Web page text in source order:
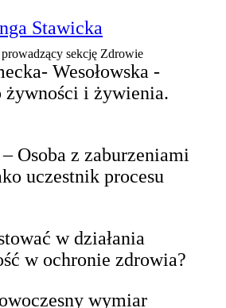
Stawicka
sekcję Zdrowie
Wesołowska -
żywności i żywienia.
Osoba z zaburzeniami
uczestnik procesu
w działania
w ochronie zdrowia?
wymiar